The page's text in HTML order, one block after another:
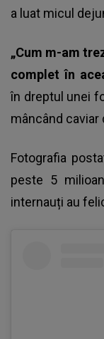
a luat micul
„Cum m-am
complet în
în dreptul unei
mâncând caviar
Fotografia
peste 5
internauți au